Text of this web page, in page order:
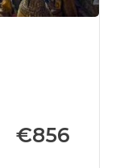
€856